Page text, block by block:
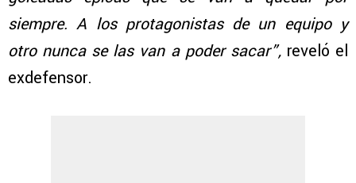
siempre. A los protagonistas de un equipo y
otro nunca se las van a poder sacar”, reveló el
exdefensor.